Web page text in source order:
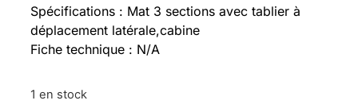
Spécifications : Mat 3 sections avec tablier à
déplacement latérale,cabine
Fiche technique : N/A
1 en stock